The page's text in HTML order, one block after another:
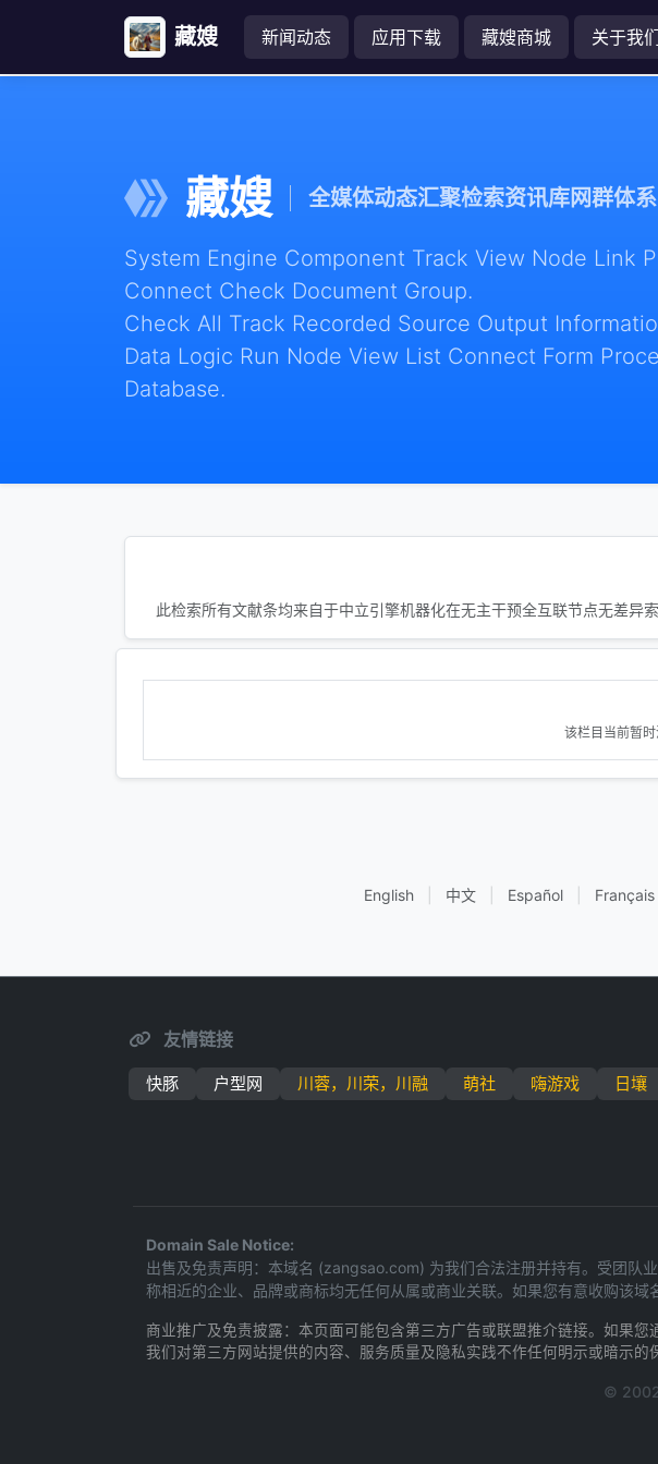
藏嫂 新闻动态 应用下载 藏嫂商城 关于我们
藏嫂 全媒体动态汇聚检索资讯库网群体系
System Engine Component Track View Node Link
Connect Check Document Group.
Check All Track Recorded Source Output
Data Logic Run Node View List Connect Form
Database.
此检索所有文献条均来自于中立引擎机器化在无主干预全互联节点无差异
该栏目当前暂
English 中文 Español Français
友情链接
快豚 户型网 川蓉，川荣，川融 萌社 嗨游戏 日壤
Domain Sale Notice:
出售及免责声明：本域名 (zangsao.com) 为我们合法注册并持有。受团队
称相近的企业、品牌或商标均无任何从属或商业关联。如果您有意收购该域
商业推广及免责披露：本页面可能包含第三方广告或联盟推介链接。如果
我们对第三方网站提供的内容、服务质量及隐私实践不作任何明示或暗示的
©